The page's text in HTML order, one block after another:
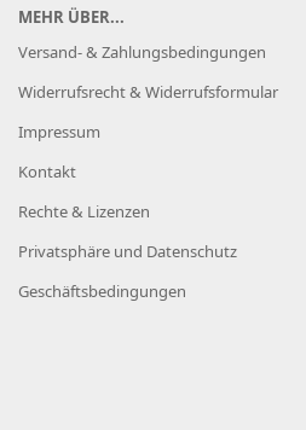
MEHR ÜBER...
Versand- & Zahlungsbedingungen
Widerrufsrecht & Widerrufsformular
Impressum
Kontakt
Rechte & Lizenzen
Privatsphäre und Datenschutz
Geschäftsbedingungen